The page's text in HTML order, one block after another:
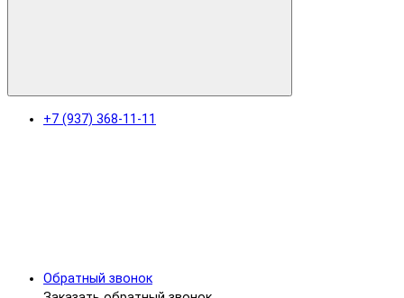
+7 (937) 368-11-11
Обратный звонок